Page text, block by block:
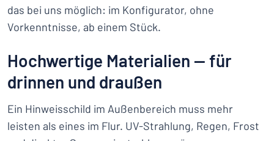
das bei uns möglich: im Konfigurator, ohne
Vorkenntnisse, ab einem Stück.
Hochwertige Materialien — für
drinnen und draußen
Ein Hinweisschild im Außenbereich muss mehr
leisten als eines im Flur. UV-Strahlung, Regen, Frost